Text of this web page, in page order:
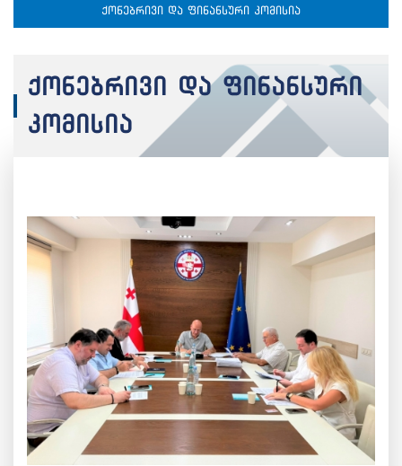
ქონებრივი და ფინანსური კომისია
ქონებრივი და ფინანსური
კომისია